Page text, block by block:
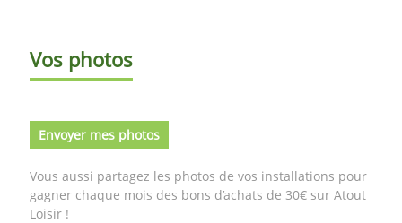
Vos photos
Envoyer mes photos
Vous aussi partagez les photos de vos installations pour
gagner chaque mois des bons d’achats de 30€ sur Atout
Loisir !